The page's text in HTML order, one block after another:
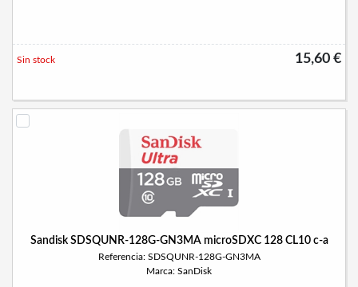
15,60 €
Sin stock
Sandisk SDSQUNR-128G-GN3MA microSDXC 128 CL10 c-a
Referencia: SDSQUNR-128G-GN3MA
Marca: SanDisk